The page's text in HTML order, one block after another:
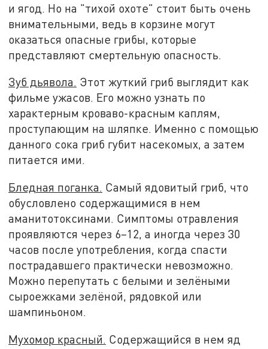
и ягод. Но на "тихой охоте" стоит быть очень
внимательными, ведь в корзине могут
оказаться опасные грибы, которые
представляют смертельную опасность.
Зуб дьявола. Этот жуткий гриб выглядит как
фильме ужасов. Его можно узнать по
характерным кроваво-красным каплям,
проступающим на шляпке. Именно с помощью
данного сока гриб губит насекомых, а затем
питается ими.
Бледная поганка. Самый ядовитый гриб, что
обусловлено содержащимися в нем
аманитотоксинами. Симптомы отравления
проявляются через 6–12, а иногда через 30
часов после употребления, когда спасти
пострадавшего практически невозможно.
Можно перепутать с белыми и зелёными
сыроежками зелёной, рядовкой или
шампиньоном.
Мухомор красный. Содержащийся в нем яд